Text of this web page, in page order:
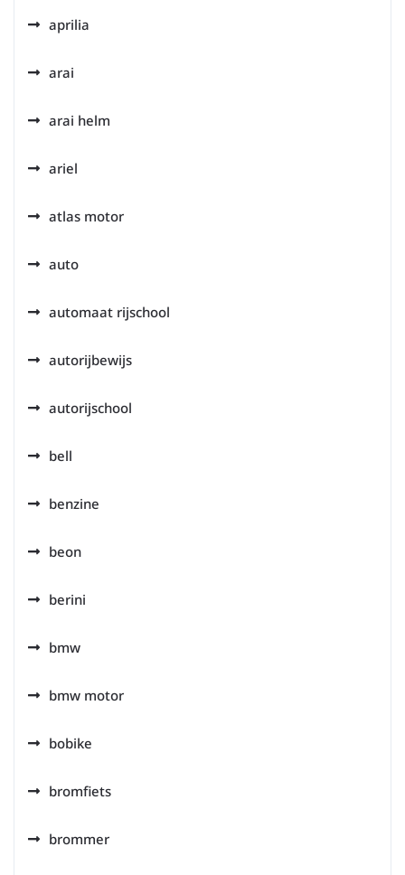
aprilia
arai
arai helm
ariel
atlas motor
auto
automaat rijschool
autorijbewijs
autorijschool
bell
benzine
beon
berini
bmw
bmw motor
bobike
bromfiets
brommer